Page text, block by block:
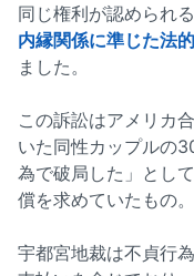
同じ権利が認められ
内縁関係に準じた法
ました。
この訴訟はアメリカ
いた同性カップルの
為で破局した」とし
償を求めていたもの。
宇都宮地裁は不貞行